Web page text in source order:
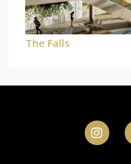
The Falls